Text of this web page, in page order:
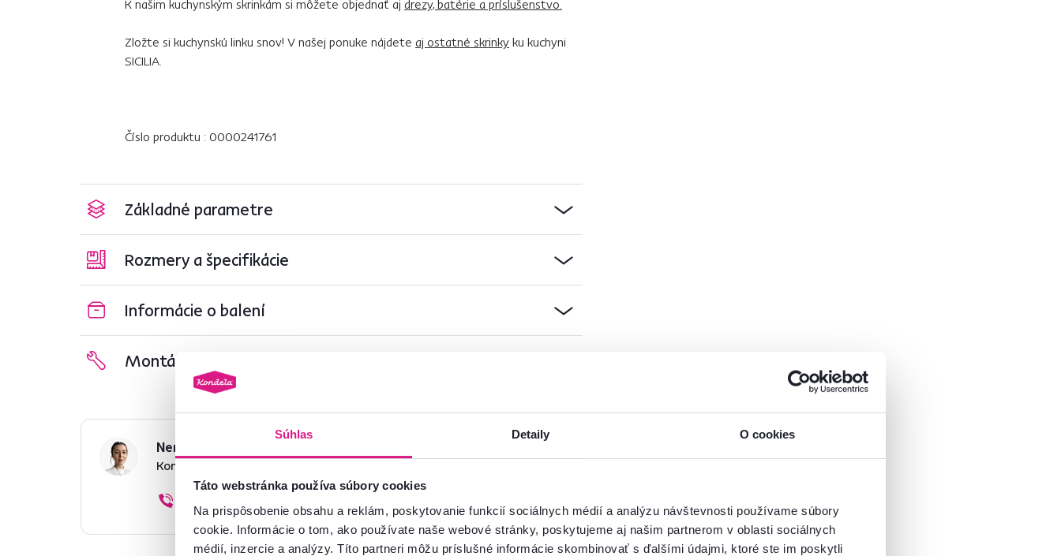
Súhlas Detaily O cookies
Táto webstránka používa súbory cookies
Na prispôsobenie obsahu a reklám, poskytovanie funkcií sociálnych médií a analýzu návštevnosti používame súbory
cookie. Informácie o tom, ako používate naše webové stránky, poskytujeme aj našim partnerom v oblasti sociálnych
médií, inzercie a analýzy. Títo partneri môžu príslušné informácie skombinovať s ďalšími údajmi, ktoré ste im poskytli
K našim kuchynským skrinkám si môžete objednať aj drezy, batérie a príslušenstvo.
Zložte si kuchynskú linku snov! V našej ponuke nájdete aj ostatné skrinky ku kuchyni
SICILIA.
Číslo produktu : 0000241761
Základné parametre
Rozmery a špecifikácie
Informácie o balení
Montážny návod
Nenašli ste požadované informácie?
Kontaktujte nás a my vám radi poradíme